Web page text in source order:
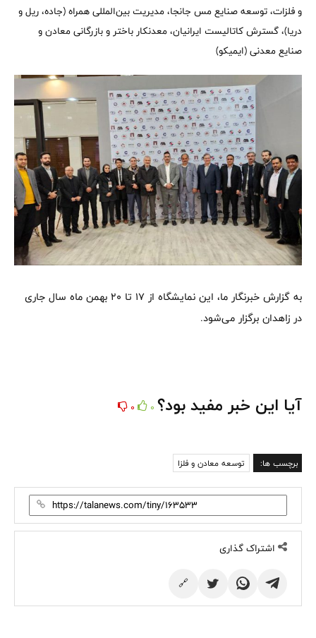
و فلزات، توسعه صنایع مس جانجا، مدیریت بین‌المللی همراه (جاده، ریل و
دریا)، گسترش کاتالیست ایرانیان، معدنکار باختر و بازرگانی معادن و
صنایع معدنی (ایمیکو)
به گزارش خبرنگار ما، این نمایشگاه از ۱۷ تا ۲۰ بهمن ماه سال جاری
در زاهدان برگزار می‌شود.
آیا این خبر مفید بود؟ 0
0
برچسب ها: توسعه معادن و فلزا
اشتراک گذاری
🔗